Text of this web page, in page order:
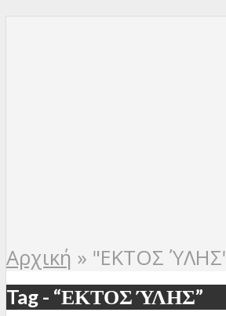
Αρχική » "ΕΚΤΟΣ
Tag - “ΕΚΤΟΣ ΎΛΗΣ”